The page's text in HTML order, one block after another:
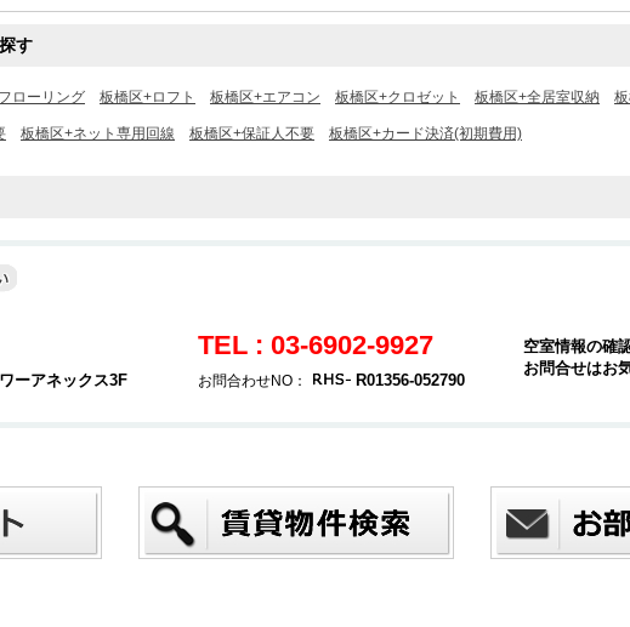
す
ローリング 板橋区+ロフト 板橋区+エアコン 板橋区+クロゼット 板橋区+全居室収納
板橋区+ネット専用回線 板橋区+保証人不要 板橋区+カード決済(初期費用)
ーアネックス3F
TEL : 03-6902-9927
お問合わせNO： R01356-052790
空室情報の確
お問合せはお